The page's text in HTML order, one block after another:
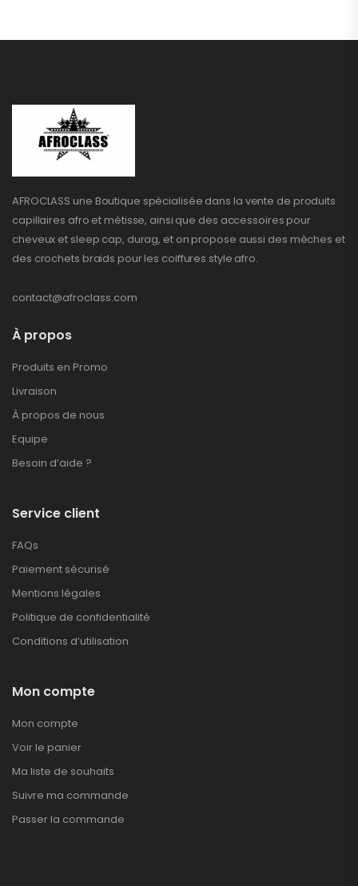
AFROCLASS une Boutique spécialisée dans la vente de produits
capillaires afro et métisse, ainsi que des accessoires pour
cheveux et sleep cap, durag, et on propose aussi des mèches et
des crochets braids pour les coiffures style afro.
contact@afroclass.com
À propos
Produits en Promo
Livraison
À propos de nous
Equipe
Besoin d’aide ?
Service client
FAQs
Paiement sécurisé
Mentions légales
Politique de confidentialité
Conditions d’utilisation
Mon compte
Mon compte
Voir le panier
Ma liste de souhaits
Suivre ma commande
Passer la commande